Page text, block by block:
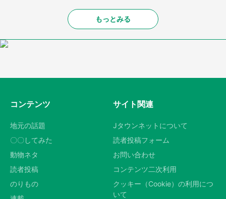
もっとみる
コンテンツ
地元の話題
〇〇してみた
動物ネタ
読者投稿
のりもの
サイト関連
Jタウンネットについて
読者投稿フォーム
お問い合わせ
コンテンツ二次利用
クッキー（Cookie）の利用につ
いて